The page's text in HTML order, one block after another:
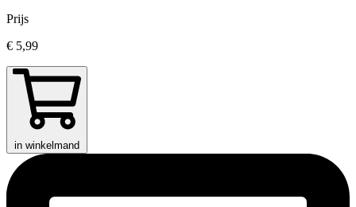
Prijs
€ 5,99
in winkelmand